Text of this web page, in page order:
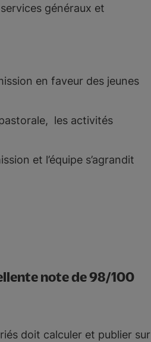
généraux et
en faveur des jeunes
les activités
et l’équipe s’agrandit
note de 98/100
doit calculer et publier sur